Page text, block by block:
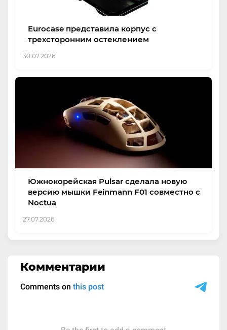
Eurocase представила корпус с
трехсторонним остеклением
30.07.2026
Южнокорейская Pulsar сделала новую
версию мышки Feinmann F01 совместно с
Noctua
27.07.2026
Комментарии